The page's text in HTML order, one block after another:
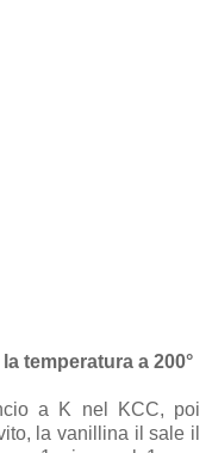
temperatura a 200°
a K nel KCC, poi
la vanillina il sale il